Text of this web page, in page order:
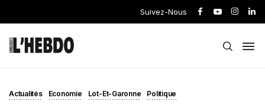
Suivez-Nous
Actualités Economie Lot-Et-Garonne Politique